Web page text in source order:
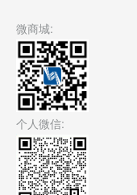
微商城:
个人微信: